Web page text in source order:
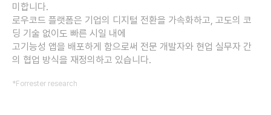
미합니다.
로우코드 플랫폼은 기업의 디지털 전환을 가속화하고, 고도의 코
딩 기술 없이도 빠른 시일 내에
고기능성 앱을 배포하게 함으로써 전문 개발자와 현업 실무자 간
의 협업 방식을 재정의하고 있습니다.
*Forrester research